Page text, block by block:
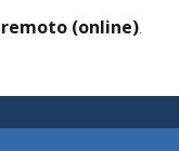
(online).